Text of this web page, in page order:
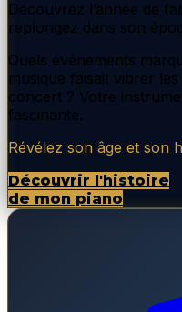
Découvrez l’année de
replongez dans son
Quels événements
musique faisait vibrer
concert ? Votre
fascinante.
Révélez son âge et son
Découvrir l'histoire
de mon piano